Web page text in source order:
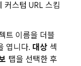
스텀 URL 스킴
트 이름을 더블
엽니다. 대상 섹
탭을 선택한 후